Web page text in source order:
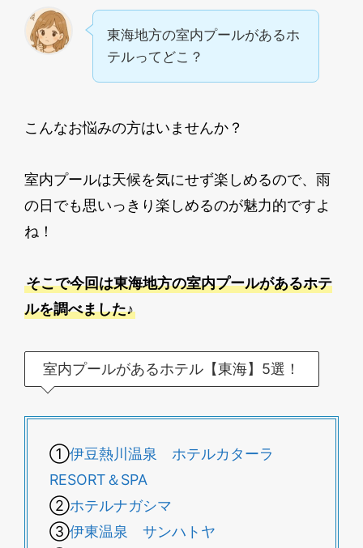
東海地方の室内プールがあるホ
テルってどこ？
こんなお悩みの方はいませんか？
室内プールは天候を気にせず楽しめるので、雨
の日でも思いっきり楽しめるのが魅力的ですよ
ね！
そこで今回は東海地方の室内プールがあるホテ
ルを調べました♪
室内プールがあるホテル【東海】5選！
①伊豆熱川温泉 ホテルカターラ
RESORT＆SPA
②ホテルナガシマ
③伊東温泉 サンハトヤ